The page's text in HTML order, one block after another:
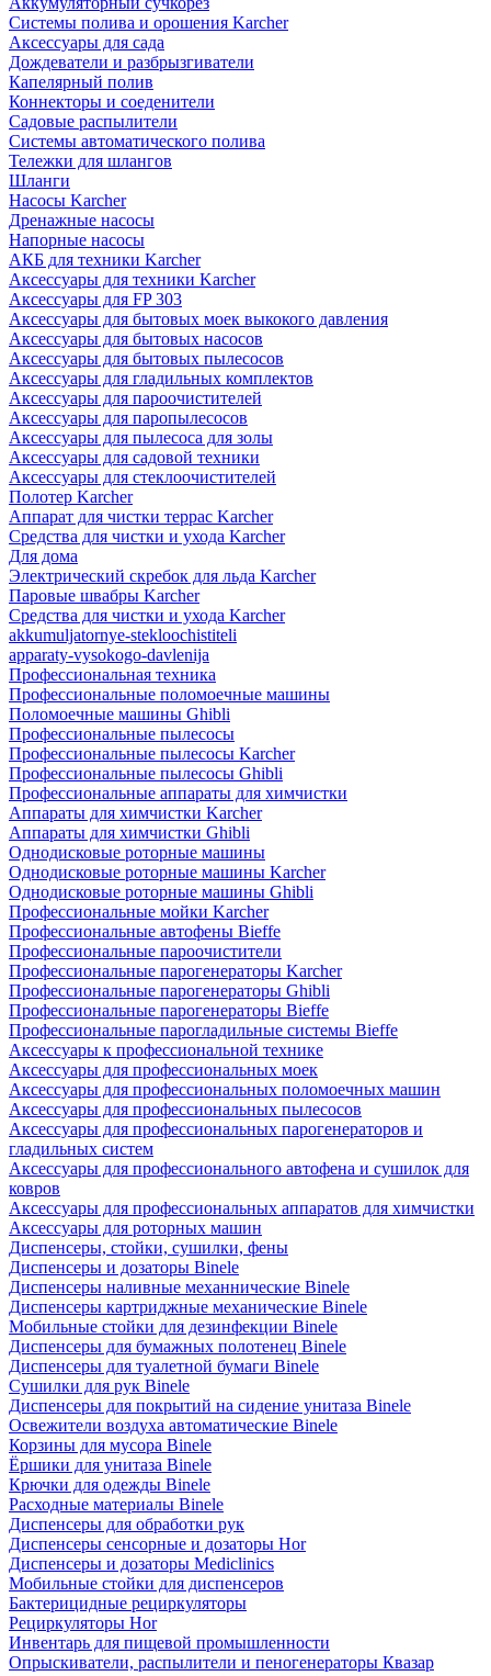
Системы полива и орошения Karcher
Аксессуары для сада
Дождеватели и разбрызгиватели
Капелярный полив
Коннекторы и соеденители
Садовые распылители
Системы автоматического полива
Тележки для шлангов
Шланги
Насосы Karcher
Дренажные насосы
Напорные насосы
АКБ для техники Karcher
Аксессуары для техники Karcher
Аксессуары для FP 303
Аксессуары для бытовых моек выкокого давления
Аксессуары для бытовых насосов
Аксессуары для бытовых пылесосов
Аксессуары для гладильных комплектов
Аксессуары для пароочистителей
Аксессуары для паропылесосов
Аксессуары для пылесоса для золы
Аксессуары для садовой техники
Аксессуары для стеклоочистителей
Полотер Karcher
Аппарат для чистки террас Karcher
Средства для чистки и ухода Karcher
Для дома
Электрический скребок для льда Karcher
Паровые швабры Karcher
Средства для чистки и ухода Karcher
akkumuljatornye-stekloochistiteli
apparaty-vysokogo-davlenija
Профессиональная техника
Профессиональные поломоечные машины
Поломоечные машины Ghibli
Профессиональные пылесосы
Профессиональные пылесосы Karcher
Профессиональные пылесосы Ghibli
Профессиональные аппараты для химчистки
Аппараты для химчистки Karcher
Аппараты для химчистки Ghibli
Однодисковые роторные машины
Однодисковые роторные машины Karcher
Однодисковые роторные машины Ghibli
Профессиональные мойки Karcher
Профессиональные автофены Bieffe
Профессиональные пароочистители
Профессиональные парогенераторы Karcher
Профессиональные парогенераторы Ghibli
Профессиональные парогенераторы Bieffe
Профессиональные парогладильные системы Bieffe
Аксессуары к профессиональной технике
Аксессуары для профессиональных моек
Аксессуары для профессиональных поломоечных машин
Аксессуары для профессиональных пылесосов
Аксессуары для профессиональных парогенераторов и
гладильных систем
Аксессуары для профессионального автофена и сушилок для
ковров
Аксессуары для профессиональных аппаратов для химчистки
Аксессуары для роторных машин
Диспенсеры, стойки, сушилки, фены
Диспенсеры и дозаторы Binele
Диспенсеры наливные механнические Binele
Диспенсеры картриджные механические Binele
Мобильные стойки для дезинфекции Binele
Диспенсеры для бумажных полотенец Binele
Диспенсеры для туалетной бумаги Binele
Сушилки для рук Binele
Диспенсеры для покрытий на сидение унитаза Binele
Освежители воздуха автоматические Binele
Корзины для мусора Binele
Ёршики для унитаза Binele
Крючки для одежды Binele
Расходные материалы Binele
Диспенсеры для обработки рук
Диспенсеры сенсорные и дозаторы Hor
Диспенсеры и дозаторы Mediclinics
Мобильные стойки для диспенсеров
Бактерицидные рециркуляторы
Рециркуляторы Hor
Инвентарь для пищевой промышленности
Опрыскиватели, распылители и пеногенераторы Квазар